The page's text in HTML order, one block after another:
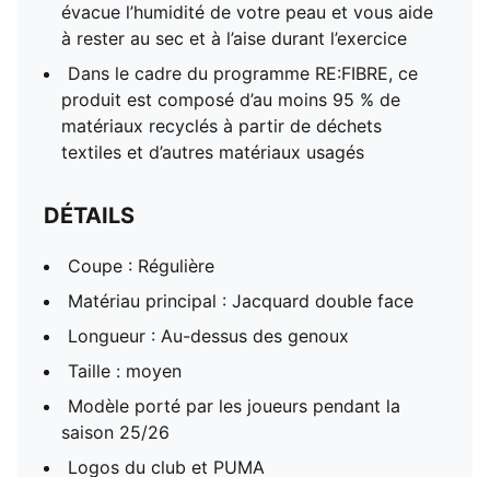
évacue l’humidité de votre peau et vous aide
à rester au sec et à l’aise durant l’exercice
Dans le cadre du programme RE:FIBRE, ce
produit est composé d’au moins 95 % de
matériaux recyclés à partir de déchets
textiles et d’autres matériaux usagés
DÉTAILS
Coupe : Régulière
Matériau principal : Jacquard double face
Longueur : Au-dessus des genoux
Taille : moyen
Modèle porté par les joueurs pendant la
saison 25/26
Logos du club et PUMA